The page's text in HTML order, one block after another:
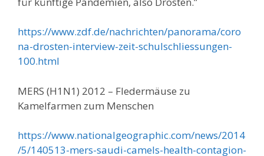
https://www.zdf.de/nachrichten/panorama/coro
na-drosten-interview-zeit-schulschliessungen-
100.html
MERS (H1N1) 2012 – Fledermäuse zu
Kamelfarmen zum Menschen
https://www.nationalgeographic.com/news/2014
/5/140513-mers-saudi-camels-health-contagion-